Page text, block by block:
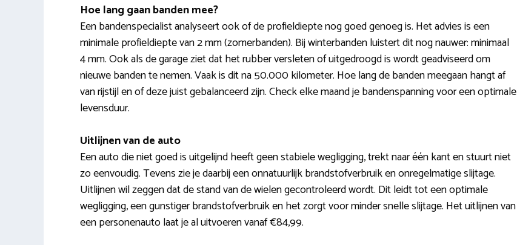
Hoe lang gaan banden mee?
Een bandenspecialist analyseert ook of de profieldiepte nog goed genoeg is. Het advies is een
minimale profieldiepte van 2 mm (zomerbanden). Bij winterbanden luistert dit nog nauwer: minimaal
4 mm. Ook als de garage ziet dat het rubber versleten of uitgedroogd is wordt geadviseerd om
nieuwe banden te nemen. Vaak is dit na 50.000 kilometer. Hoe lang de banden meegaan hangt af
van rijstijl en of deze juist gebalanceerd zijn. Check elke maand je bandenspanning voor een optimale
levensduur.
Uitlijnen van de auto
Een auto die niet goed is uitgelijnd heeft geen stabiele wegligging, trekt naar één kant en stuurt niet
zo eenvoudig. Tevens zie je daarbij een onnatuurlijk brandstofverbruik en onregelmatige slijtage.
Uitlijnen wil zeggen dat de stand van de wielen gecontroleerd wordt. Dit leidt tot een optimale
wegligging, een gunstiger brandstofverbruik en het zorgt voor minder snelle slijtage. Het uitlijnen van
een personenauto laat je al uitvoeren vanaf €84,99.